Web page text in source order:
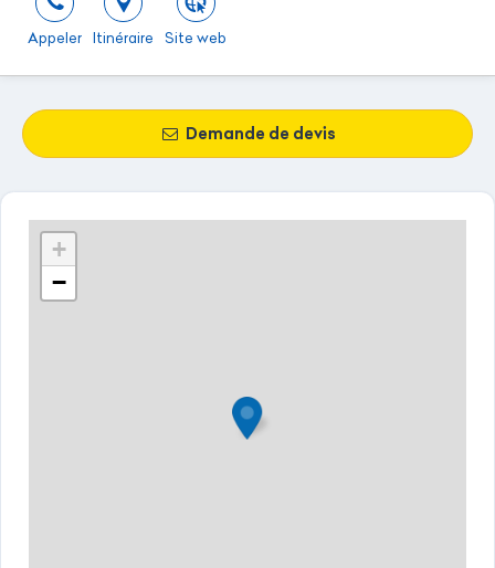
Appeler Itinéraire Site web
Demande de devis
+
−